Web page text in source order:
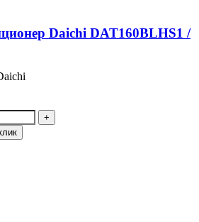
Daichi DAT160BLHS1 /